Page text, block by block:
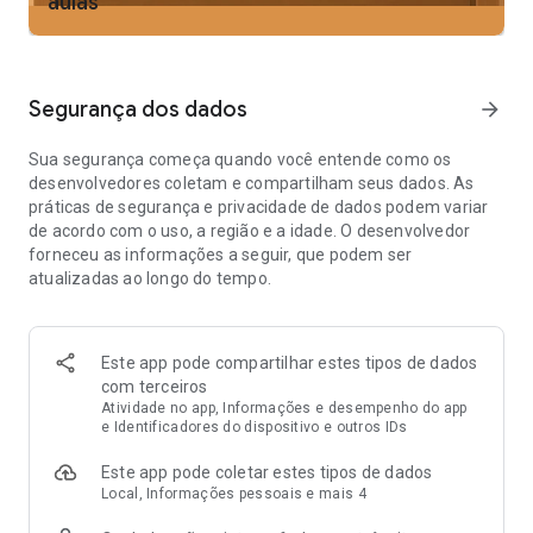
Cada teste vem com recomendações personalizadas para
- Veja as tendências do seu desempenho ao longo do tempo
- Obtenha insights acionáveis — não apenas pontuações
- Mantenha-se motivado com sequências e relatórios de
progresso
POR QUE O IMPULSE
também te dá uma compreensão mais profunda de você
mesmo.
Treine de forma mais inteligente e mantenha-se afiado para
a vida toda.
Junte-se a 100 milhões de pessoas em todo o mundo que
O Impulse oferece um teste gratuito de 3 dias com acesso
Segurança dos dados arrow_forward
Sua segurança começa quando você entende como os
desenvolvedores coletam e compartilham seus dados. As
práticas de segurança e privacidade de dados podem variar
de acordo com o uso, a região e a idade. O desenvolvedor
forneceu as informações a seguir, que podem ser
atualizadas ao longo do tempo.
Este app pode compartilhar estes tipos de dados
com terceiros
Atividade no app, Informações e desempenho do app
e Identificadores do dispositivo e outros IDs
Este app pode coletar estes tipos de dados
Local, Informações pessoais e mais 4